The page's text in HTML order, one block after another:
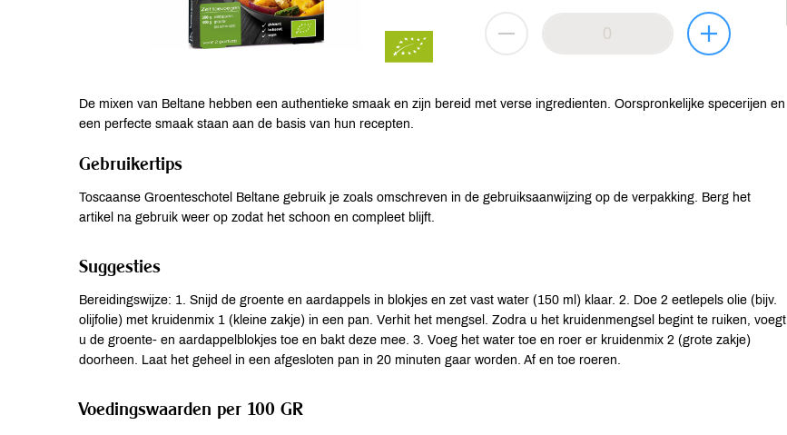
De mixen van Beltane hebben een authentieke smaak en zijn bereid met verse ingredienten. Oorspronkelijke specerijen en
een perfecte smaak staan aan de basis van hun recepten.
Gebruikertips
Toscaanse Groenteschotel Beltane gebruik je zoals omschreven in de gebruiksaanwijzing op de verpakking. Berg het
artikel na gebruik weer op zodat het schoon en compleet blijft.
Suggesties
Bereidingswijze: 1. Snijd de groente en aardappels in blokjes en zet vast water (150 ml) klaar. 2. Doe 2 eetlepels olie (bijv.
olijfolie) met kruidenmix 1 (kleine zakje) in een pan. Verhit het mengsel. Zodra u het kruidenmengsel begint te ruiken, voegt
u de groente- en aardappelblokjes toe en bakt deze mee. 3. Voeg het water toe en roer er kruidenmix 2 (grote zakje)
doorheen. Laat het geheel in een afgesloten pan in 20 minuten gaar worden. Af en toe roeren.
Voedingswaarden per 100 GR